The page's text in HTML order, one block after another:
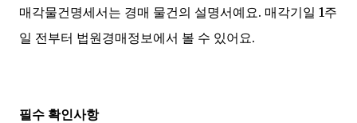
매각물건명세서는 경매 물건의 설명서예요. 매각기일 1주
일 전부터 법원경매정보에서 볼 수 있어요.
필수 확인사항